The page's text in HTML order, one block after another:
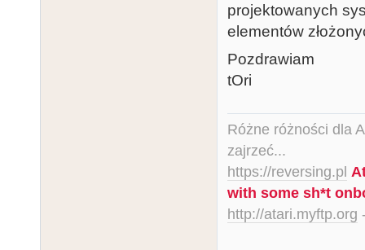
projektowanych
elementów
Pozdrawiam
tOri
Różne różności dla
zajrzeć...
https://reversing.pl
with some sh*t
http://atari.myftp.org